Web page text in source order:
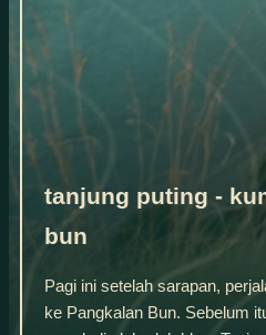
tanjung puting -
bun
Pagi ini setelah sarapan,
ke Pangkalan Bun. Sebelum